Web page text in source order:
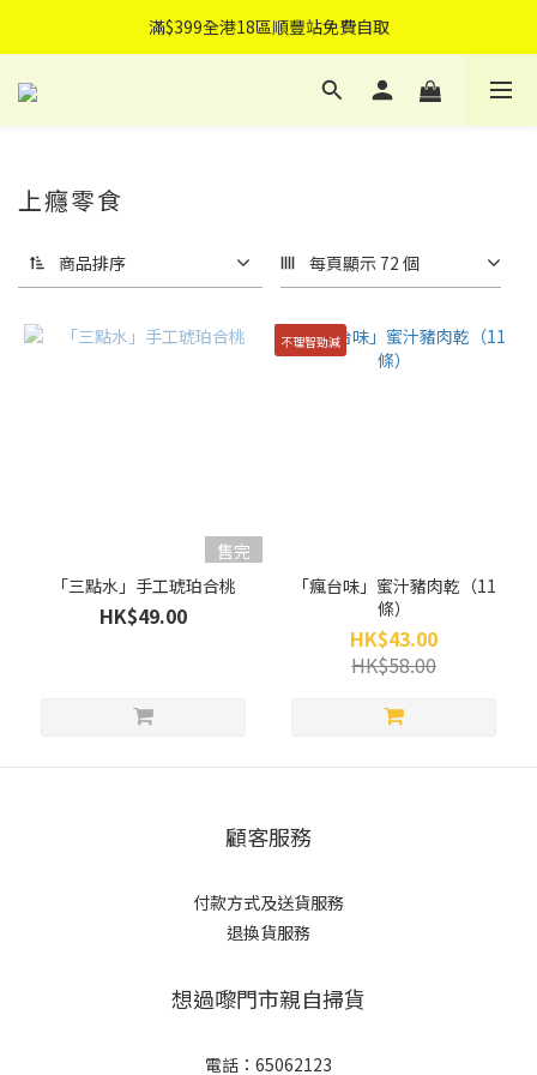
滿$399全港18區順豐站免費自取
滿$399全港18區順豐站免費自取
滿$499免費送貨上門
上癮零食
商品排序 每頁顯示 72 個
售完
「三點水」手工琥珀合桃
HK$49.00
不理智勁減
「瘋台味」蜜汁豬肉乾（11
條）
HK$43.00
HK$58.00
顧客服務
付款方式及送貨服務
退換貨服務
想過嚟門市親自掃貨
電話：65062123